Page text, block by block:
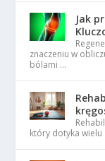
Jak
znaczeniu w
bólami …
który dotyka wielu